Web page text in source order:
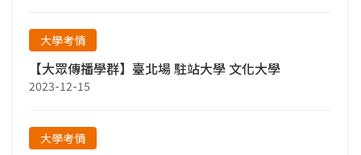
大學考情
【大眾傳播學群】臺北場 駐站大學 文化大學
2023-12-15
大學考情